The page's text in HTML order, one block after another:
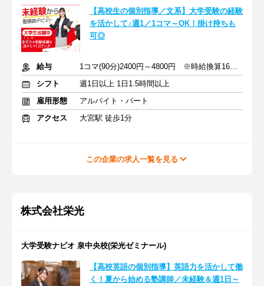
【高校生の個別指導／文系】大学受験の経験
を活かして♪週1／1コマ～OK！掛け持ちも
可◎
給与
1コマ(90分)2400円～4800円 ※時給換算1600円～3200円
シフト
週1日以上 1日1.5時間以上
雇用形態
アルバイト・パート
アクセス
大宮駅 徒歩1分
この企業の求人一覧を見る
株式会社栄光
大学受験ナビオ 泉中央校(栄光ゼミナール)
【高校英語の個別指導】英語力を活かして働
く！夏から始める塾講師／未経験＆週1日～